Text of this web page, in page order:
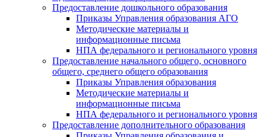
Предоставление дошкольного образования
Приказы Управления образования АГО
Методические материалы и
информационные письма
НПА федерального и регионального уровня
Предоставление начального общего, основного
общего, среднего общего образования
Приказы Управления образования
Методические материалы и
информационные письма
НПА федерального и регионального уровня
Предоставление дополнительного образования